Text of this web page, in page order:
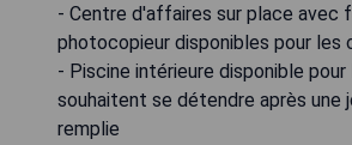
- Centre d'affaires sur place avec
photocopieur disponibles pour les
- Piscine intérieure disponible
souhaitent se détendre après une
remplie